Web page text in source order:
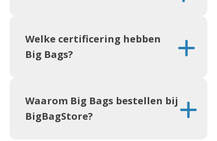
Welke certificering hebben
Big Bags?
Waarom Big Bags bestellen bij
BigBagStore?